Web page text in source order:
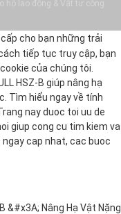
hộ lao động & Vật tư công
cho bạn những trải
tiếp tục truy cập, bạn
của chúng tôi.
HSZ-B giúp nâng hạ
Tìm hiểu ngay về tính
nay duoc toi uu de
giup cong cu tim kiem va
ngay cap nhat, cac buoc
&#x3A; Nâng Hạ Vật Nặng